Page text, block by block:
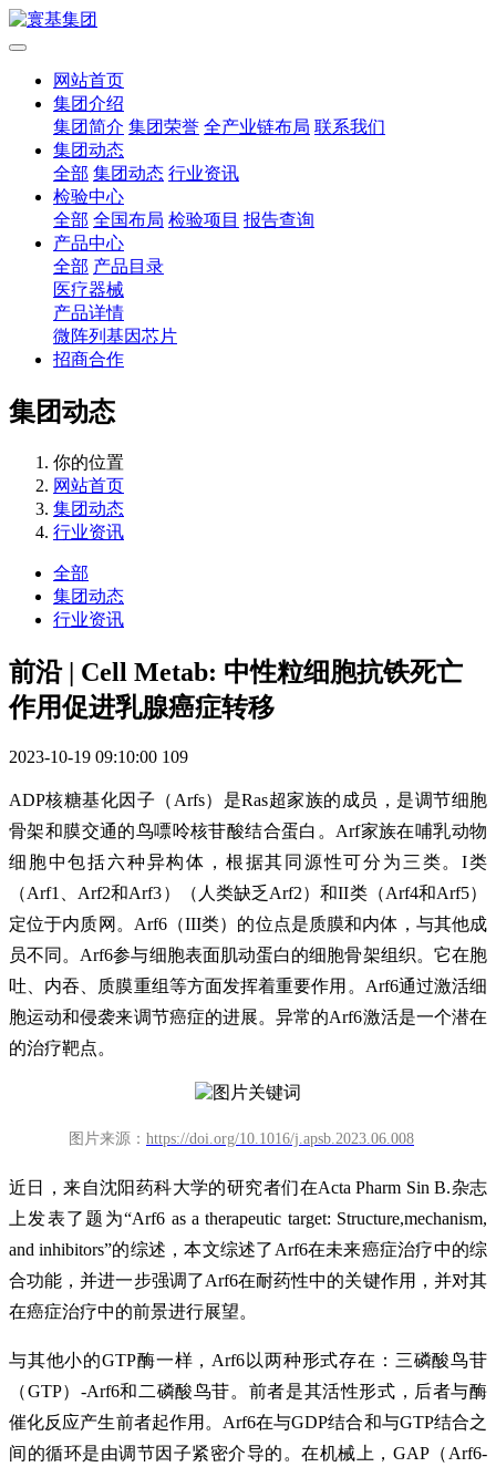
网站首页
集团介绍
集团简介 集团荣誉 全产业链布局 联系我们
集团动态
全部 集团动态 行业资讯
检验中心
全部 全国布局 检验项目 报告查询
产品中心
全部 产品目录
医疗器械
产品详情
微阵列基因芯片
招商合作
集团动态
你的位置
网站首页
集团动态
行业资讯
全部
集团动态
行业资讯
前沿 | Cell Metab: 中性粒细胞抗铁死亡
作用促进乳腺癌症转移
2023-10-19 09:10:00 109
ADP核糖基化因子（Arfs）是Ras超家族的成员，是调节细胞
骨架和膜交通的鸟嘌呤核苷酸结合蛋白。Arf家族在哺乳动物
细胞中包括六种异构体，根据其同源性可分为三类。I类
（Arf1、Arf2和Arf3）（人类缺乏Arf2）和II类（Arf4和Arf5）
定位于内质网。Arf6（III类）的位点是质膜和内体，与其他成
员不同。Arf6参与细胞表面肌动蛋白的细胞骨架组织。它在胞
吐、内吞、质膜重组等方面发挥着重要作用。Arf6通过激活细
胞运动和侵袭来调节癌症的进展。异常的Arf6激活是一个潜在
的治疗靶点。
图片来源： https://doi.org/10.1016/j.apsb.2023.06.008
近日，来自沈阳药科大学的研究者们在Acta Pharm Sin B.杂志
上发表了题为“Arf6 as a therapeutic target: Structure,mechanism,
and inhibitors”的综述，本文综述了Arf6在未来癌症治疗中的综
合功能，并进一步强调了Arf6在耐药性中的关键作用，并对其
在癌症治疗中的前景进行展望。
与其他小的GTP酶一样，Arf6以两种形式存在：三磷酸鸟苷
（GTP）-Arf6和二磷酸鸟苷。前者是其活性形式，后者与酶
催化反应产生前者起作用。Arf6在与GDP结合和与GTP结合之
间的循环是由调节因子紧密介导的。在机械上，GAP（Arf6-